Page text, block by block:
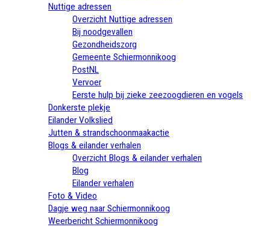
Nuttige adressen
Overzicht Nuttige adressen
Bij noodgevallen
Gezondheidszorg
Gemeente Schiermonnikoog
PostNL
Vervoer
Eerste hulp bij zieke zeezoogdieren en vogels
Donkerste plekje
Eilander Volkslied
Jutten & strandschoonmaakactie
Blogs & eilander verhalen
Overzicht Blogs & eilander verhalen
Blog
Eilander verhalen
Foto & Video
Dagje weg naar Schiermonnikoog
Weerbericht Schiermonnikoog